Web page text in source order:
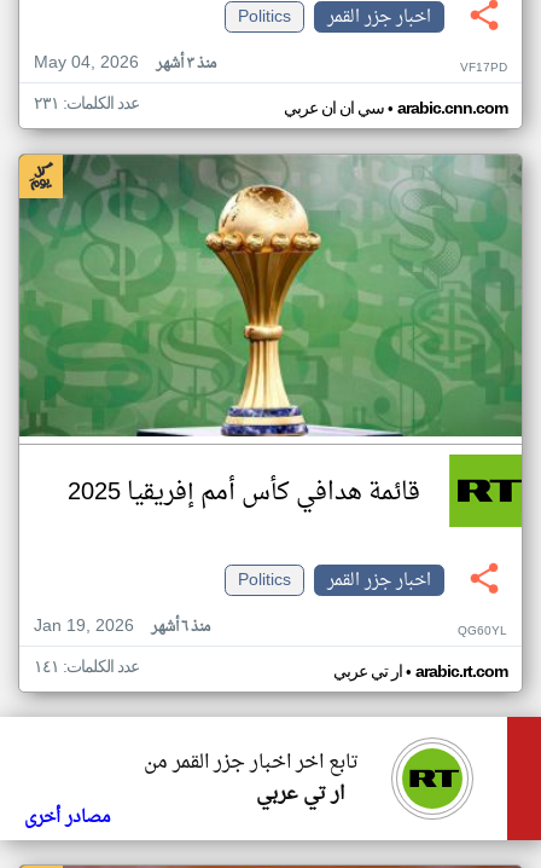
اخبار جزر القمر
Politics
May 04, 2026
منذ ٣ أشهر VF17PD
سي ان ان عربي• arabic.cnn.com عدد الكلمات: ٢٣١
قائمة هدافي كأس أمم إفريقيا 2025
اخبار جزر القمر
Politics
Jan 19, 2026
منذ ٦ أشهر QG60YL
ار تي عربي• arabic.rt.com عدد الكلمات: ١٤١
تابع اخر اخبار جزر القمر من
ار تي عربي
مصادر أخرى